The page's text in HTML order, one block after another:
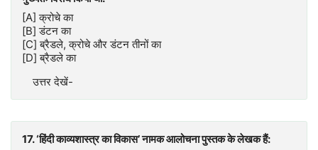
[A] क्रोचे का
[B] डंटन का
[C] ब्रैडले, क्रोचे और डंटन तीनों का
[D] ब्रैडले का
उत्तर देखें-
17. ‘हिंदी काव्यशास्त्र का विकास’ नामक आलोचना पुस्तक के लेखक हैं: